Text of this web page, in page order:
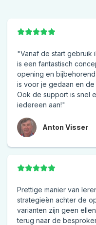
"Vanaf de start gebruik
is een fantastisch
opening en
is voor je gedaan en
Ook de support is snel
iedereen aan!"
Anton Visser
Prettige manier van
strategieën achter de
varianten zijn geen
terug naar de